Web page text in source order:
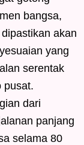
bangsa,
akan
yang
serentak
pusat.
dari
panjang
selama 80